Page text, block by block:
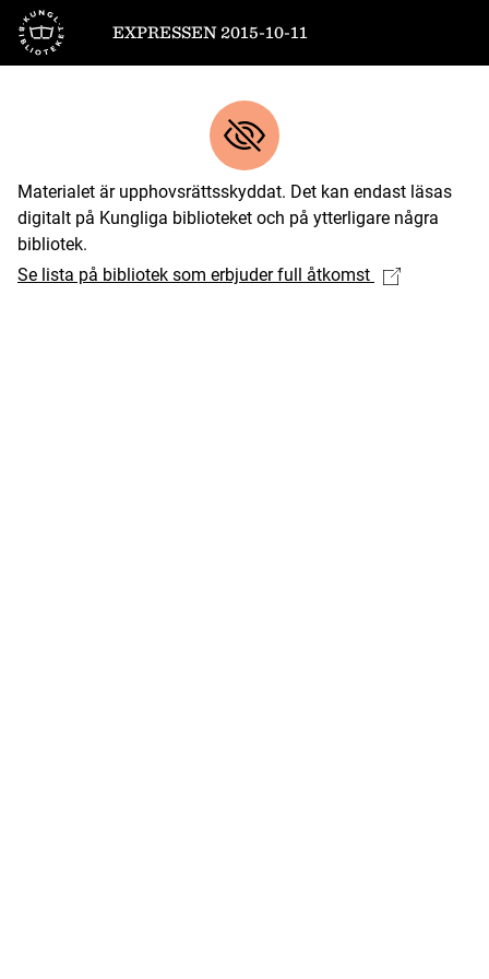
Till startsidan
EXPRESSEN 2015-10-11
Materialet är upphovsrättsskyddat. Det kan endast läsas
digitalt på Kungliga biblioteket och på ytterligare några
bibliotek.
Se lista på bibliotek som erbjuder full åtkomst